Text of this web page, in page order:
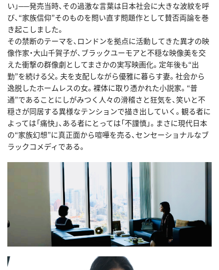
い」──発売当時、その過激な言葉は日本社会に大きな波紋を呼
び、“家族信仰”そのものを問い直す問題作として賛否両論を巻
き起こしました。
その禁断のテーマを、ロンドンを拠点に活動してきた異才の映
像作家・大山千賀子が、ブラックユーモアと不穏な映像美を交
えた衝撃の群像劇としてまさかの実写映画化。定年後も“出
勤”を続ける父。夫を支配しながら優雅に暮らす妻。社会から
逸脱したホームレスの女。裸体に取り憑かれた小説家。“普
通”であることにしがみつく人々の滑稽さと狂気を、笑いと不
穏さが同居する異様なテンションで描き出していく。観る者に
よっては「痛快」、ある者にとっては「不謹慎」。まさに現代日本
の“家族幻想”に真正面から喧嘩を売る、センセーショナルなブ
ラックコメディである。